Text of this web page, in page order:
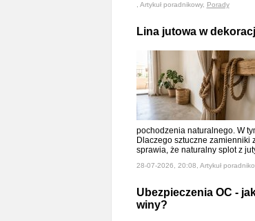
, Artykuł poradnikowy, Porady
Lina jutowa w
pochodzenia naturalnego. W
Dlaczego sztuczne zamienniki
sprawia, że naturalny splot z
28-07-2026, 20:08, Artykuł
Ubezpieczenia OC -
winy?